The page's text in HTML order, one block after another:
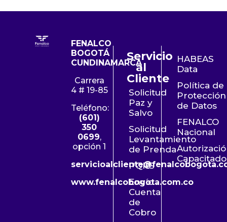
FENALCO
BOGOTÁ
CUNDINAMARCA
Carrera
4 # 19-85
Teléfono:
(601)
350
0699,
opción 1
www.fenalcobogota.com.co
Servicio
al
Cliente
Solicitud
Paz y
Salvo
Solicitud
Levantamiento
de Prenda
PQRS
Envío
Cuenta
de
Cobro
HABEAS
Data
Política de
Protección
de Datos
FENALCO
Nacional